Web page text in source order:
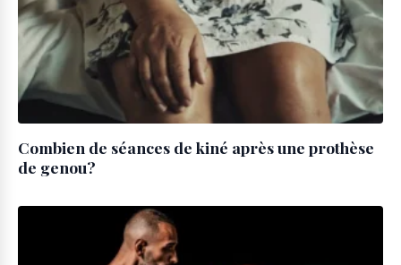
Combien de séances de kiné après une prothèse
de genou?